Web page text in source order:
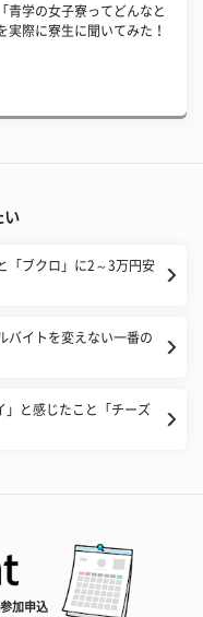
青学の女子寮ってどんなと
実際に寮生に聞いてみた！
い
「ブクロ」に2～3万円安
バイトを変えない一番の
」と感じたこと「チーズ
加申込